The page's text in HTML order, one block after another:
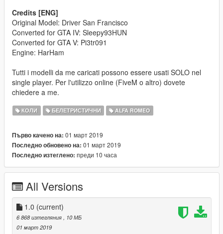
Credits [ENG]
Original Model: Driver San Francisco
Converted for GTA IV: Sleepy93HUN
Converted for GTA V: Pi3tr091
Engine: HarHam
Tutti i modelli da me caricati possono essere usati SOLO nel
single player. Per l'utilizzo online (FiveM o altro) dovete
chiedere a me.
КОЛИ БЕЛЕТРИСТИЧНИ ALFA ROMEO
Първо качено на: 01 март 2019
Последно обновено на: 01 март 2019
Последно изтеглено: преди 10 часа
All Versions
1.0 (current)
6 868 изтегляния
, 10 МБ
01 март 2019